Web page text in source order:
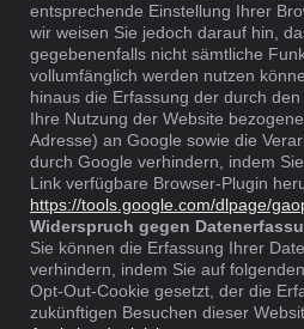
entsprechende Einstellung Ihrer
wir weisen Sie jedoch darauf hin,
gegebenenfalls nicht sämtliche
vollumfänglich werden nutzen
hinaus die Erfassung der durch
Ihre Nutzung der Website
Adresse) an Google sowie die
durch Google verhindern, indem
Link verfügbare Browser-Plugin
https://tools.google.com/dlpage/
Widerspruch gegen
Sie können die Erfassung Ihrer
verhindern, indem Sie auf
Opt-Out-Cookie gesetzt, der die
zukünftigen Besuchen dieser